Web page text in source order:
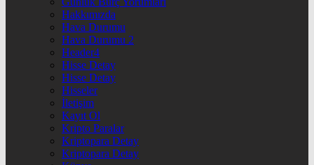
Hakkımızda
Hava Durumu
Hava Durumu 2
Header4
Hisse Detay
Hisse Detay
Hisseler
İletişim
Kayıt Ol
Kripto Paralar
Kriptopara Detay
Kriptopara Detay